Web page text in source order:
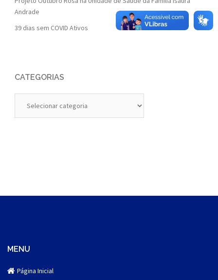
Andrade
39 dias sem COVID Ativos
CATEGORIAS
MENU
Página Inicial